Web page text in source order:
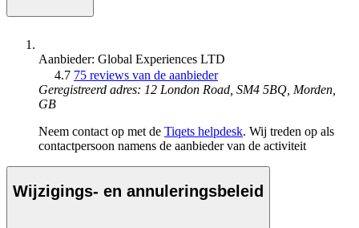
Aanbieder: Global Experiences LTD
4.7 75 reviews van de aanbieder
Geregistreerd adres: 12 London Road, SM4 5BQ, Morden,
GB
Neem contact op met de Tiqets helpdesk. Wij treden op als
contactpersoon namens de aanbieder van de activiteit
Wijzigings- en annuleringsbeleid